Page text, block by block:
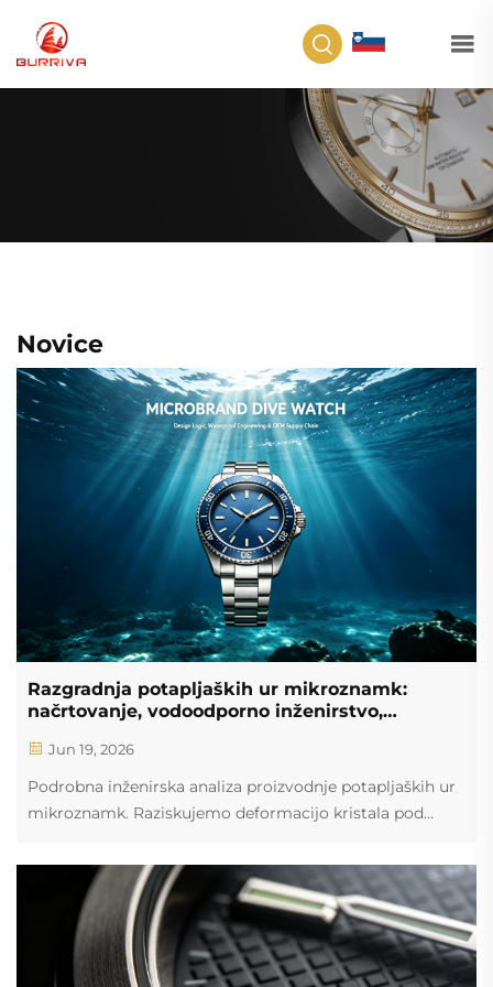
Novice
Razgradnja potapljaških ur mikroznamk:
načrtovanje, vodoodporno inženirstvo,
Jun 19, 2026
Podrobna inženirska analiza proizvodnje potapljaških ur
mikroznamk. Raziskujemo deformacijo kristala pod
materiala ter mehaniko popolnega klikanja obešalnika.